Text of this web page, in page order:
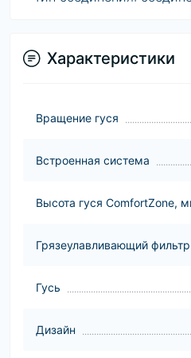
Характеристики
Вращение гуся
Встроенная система
Высота гуся ComfortZone,
Грязеулавливающий фильтр
Гусь
Дизайн